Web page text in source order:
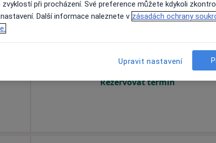
Dnes Zítra Ne Po
Online rezervace termínu není k dispozici
Rezervovat termín
zvyklostí při procházení. Své preference můžete kdykoli
Další informace naleznete v zásadách ochrany
Upravit nastavení